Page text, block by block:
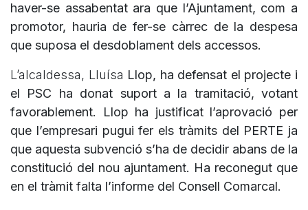
haver-se assabentat ara que l’Ajuntament, com a
promotor, hauria de fer-se càrrec de la despesa
que suposa el desdoblament dels accessos.
L’alcaldessa, Lluísa Llop, ha defensat el projecte i
el PSC ha donat suport a la tramitació, votant
favorablement. Llop ha justificat l’aprovació per
que l’empresari pugui fer els tràmits del PERTE ja
que aquesta subvenció s’ha de decidir abans de la
constitució del nou ajuntament. Ha reconegut que
en el tràmit falta l’informe del Consell Comarcal.